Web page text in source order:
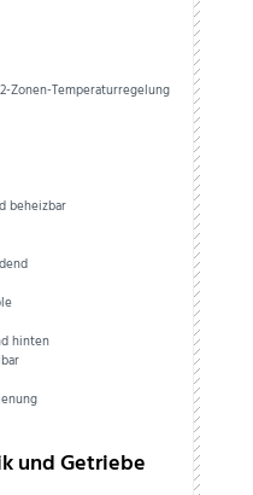
Zonen-Temperaturregelung
beheizbar
hinten
und Getriebe